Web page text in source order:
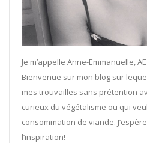
Je m’appelle Anne-Emmanuelle,
Bienvenue sur mon blog sur
mes trouvailles sans prétention
curieux du végétalisme ou qui
consommation de viande.
l’inspiration!